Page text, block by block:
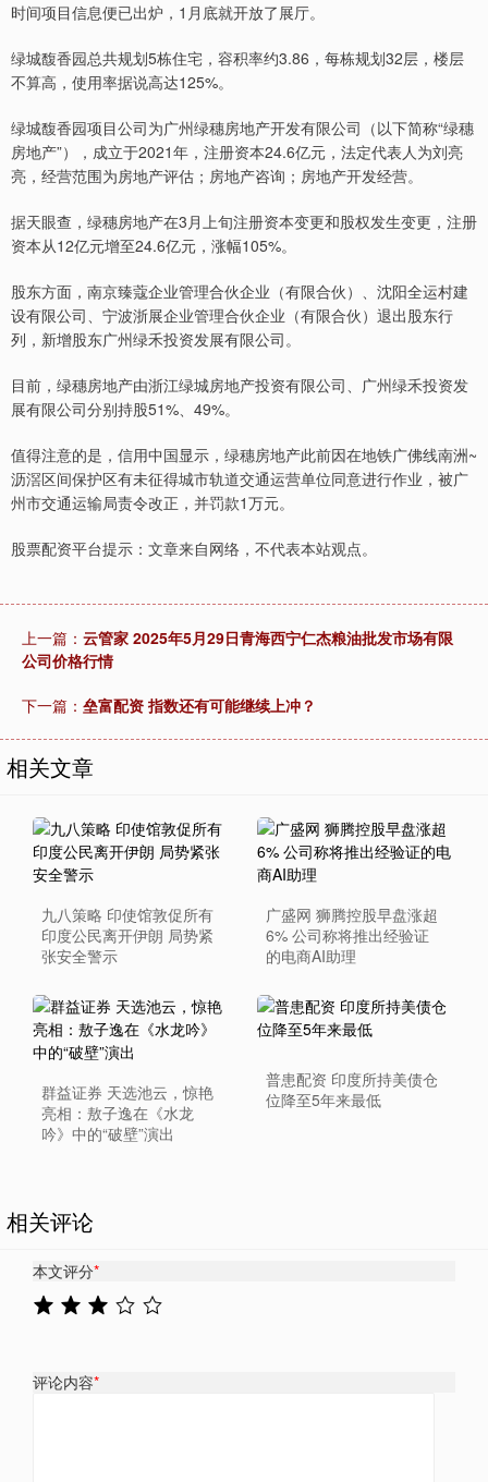
时间项目信息便已出炉，1月底就开放了展厅。
绿城馥香园总共规划5栋住宅，容积率约3.86，每栋规划32层，楼层
不算高，使用率据说高达125%。
绿城馥香园项目公司为广州绿穗房地产开发有限公司（以下简称“绿穗
房地产”），成立于2021年，注册资本24.6亿元，法定代表人为刘亮
亮，经营范围为房地产评估；房地产咨询；房地产开发经营。
据天眼查，绿穗房地产在3月上旬注册资本变更和股权发生变更，注册
资本从12亿元增至24.6亿元，涨幅105%。
股东方面，南京臻蔻企业管理合伙企业（有限合伙）、沈阳全运村建
设有限公司、宁波浙展企业管理合伙企业（有限合伙）退出股东行
列，新增股东广州绿禾投资发展有限公司。
目前，绿穗房地产由浙江绿城房地产投资有限公司、广州绿禾投资发
展有限公司分别持股51%、49%。
值得注意的是，信用中国显示，绿穗房地产此前因在地铁广佛线南洲~
沥滘区间保护区有未征得城市轨道交通运营单位同意进行作业，被广
州市交通运输局责令改正，并罚款1万元。
股票配资平台提示：文章来自网络，不代表本站观点。
上一篇： 云管家 2025年5月29日青海西宁仁杰粮油批发市场有限
公司价格行情
下一篇： 垒富配资 指数还有可能继续上冲？
相关文章
九八策略 印使馆敦促所有
印度公民离开伊朗 局势紧
张安全警示
广盛网 狮腾控股早盘涨超
6% 公司称将推出经验证
的电商AI助理
群益证券 天选池云，惊艳
亮相：敖子逸在《水龙
吟》中的“破壁”演出
普患配资 印度所持美债仓
位降至5年来最低
相关评论
本文评分*
评论内容*